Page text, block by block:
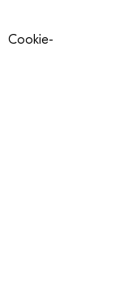
Cookie-